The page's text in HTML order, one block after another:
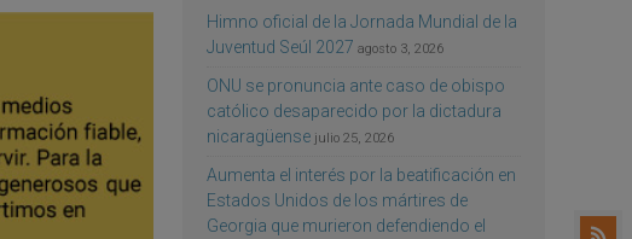
Himno oficial de la Jornada Mundial de la
Juventud Seúl 2027 agosto 3, 2026
ONU se pronuncia ante caso de obispo
católico desaparecido por la dictadura
nicaragüense julio 25, 2026
Aumenta el interés por la beatificación en
Estados Unidos de los mártires de
Georgia que murieron defendiendo el